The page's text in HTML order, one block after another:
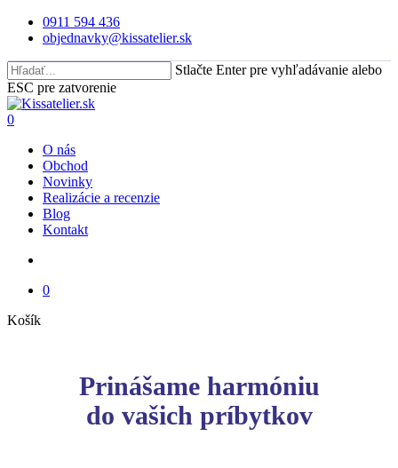
Skip
content
0911 594 436
objednavky@kissatelier.sk
Stlačte Enter pre vyhľadávanie alebo
ESC pre zatvorenie
Close
Search
search
0
O nás
Obchod
Novinky
Realizácie a recenzie
Blog
Kontakt
0
KošíkClose
Prinášame harmóniu
do vašich príbytkov